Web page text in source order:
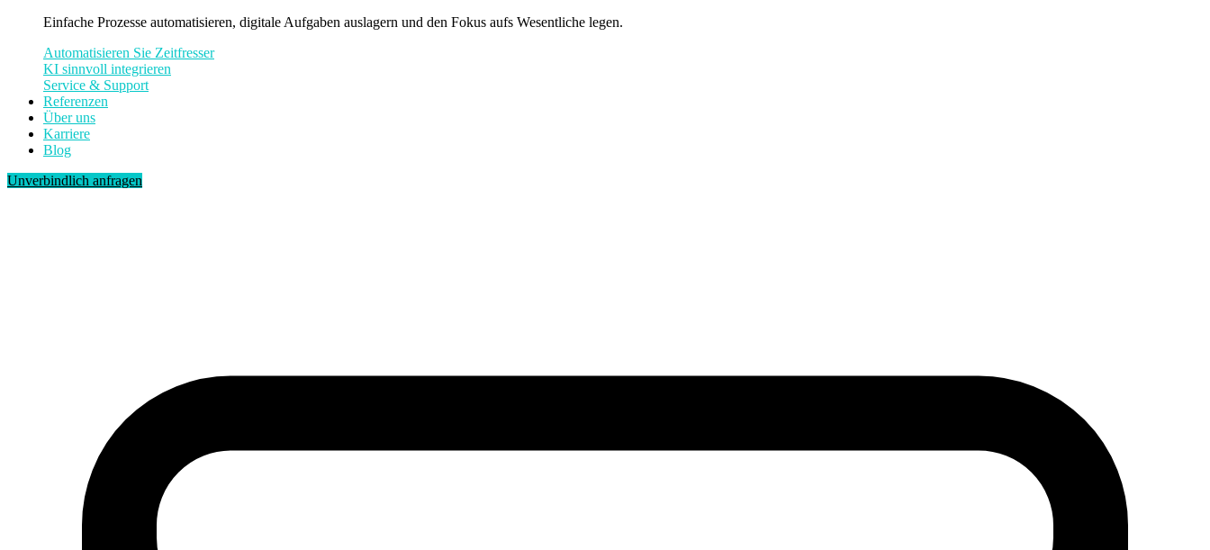
Einfache Prozesse automatisieren, digitale Aufgaben auslagern und den Fokus aufs Wesentliche legen.
Automatisieren Sie Zeitfresser
KI sinnvoll integrieren
Service & Support
Referenzen
Über uns
Karriere
Blog
Unverbindlich anfragen